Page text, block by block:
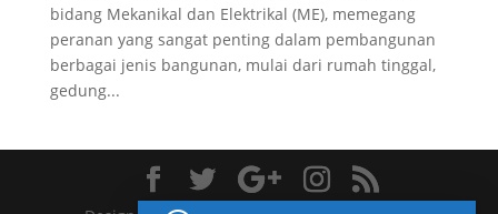
bidang Mekanikal dan Elektrikal (ME), memegang
peranan yang sangat penting dalam pembangunan
berbagai jenis bangunan, mulai dari rumah tinggal,
gedung...